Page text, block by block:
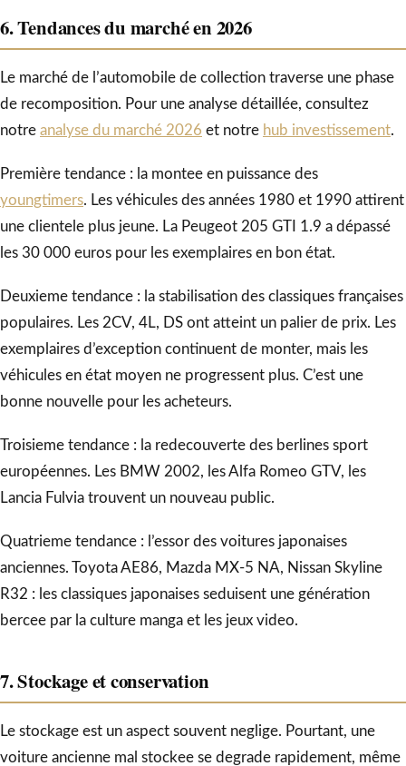
6. Tendances du marché en 2026
Le marché de l’automobile de collection traverse une phase
de recomposition. Pour une analyse détaillée, consultez
notre analyse du marché 2026 et notre hub investissement.
Première tendance : la montee en puissance des
youngtimers. Les véhicules des années 1980 et 1990 attirent
une clientele plus jeune. La Peugeot 205 GTI 1.9 a dépassé
les 30 000 euros pour les exemplaires en bon état.
Deuxieme tendance : la stabilisation des classiques françaises
populaires. Les 2CV, 4L, DS ont atteint un palier de prix. Les
exemplaires d’exception continuent de monter, mais les
véhicules en état moyen ne progressent plus. C’est une
bonne nouvelle pour les acheteurs.
Troisieme tendance : la redecouverte des berlines sport
européennes. Les BMW 2002, les Alfa Romeo GTV, les
Lancia Fulvia trouvent un nouveau public.
Quatrieme tendance : l’essor des voitures japonaises
anciennes. Toyota AE86, Mazda MX-5 NA, Nissan Skyline
R32 : les classiques japonaises seduisent une génération
bercee par la culture manga et les jeux video.
7. Stockage et conservation
Le stockage est un aspect souvent neglige. Pourtant, une
voiture ancienne mal stockee se degrade rapidement, même